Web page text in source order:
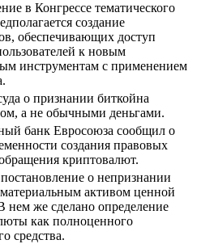
в Конгрессе тематического
создание
обеспечивающих доступ
к новым
инструментам с применением
о признании биткойна
а не обычными деньгами.
банк Евросоюза сообщил о
создания правовых
криптовалют.
о непризнании
активом ценной
нем же сделано определение
как полноценного
средства.